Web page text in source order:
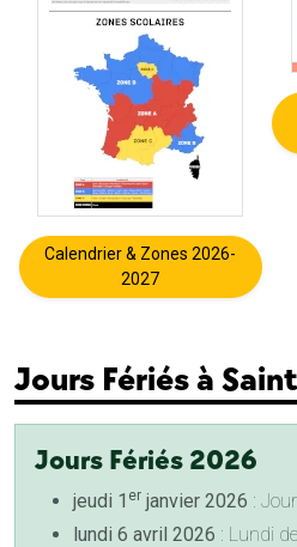
Calendrier & Zones 2026-
2027
Jours Fériés à
Jours Fériés 2026
jeudi 1 er janvier 2026 :
lundi 6 avril 2026 : Lundi